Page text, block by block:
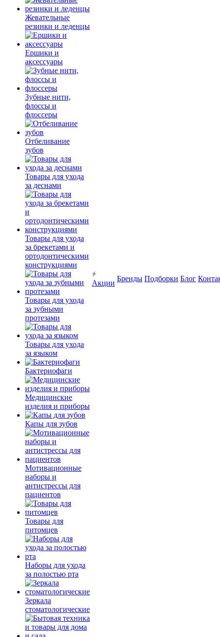
Жевательные
резинки и леденцы
Ершики и
аксессуары
Зубные нити,
флоссы и
флоссеры
Отбеливание
зубов
Товары для ухода
за деснами
Товары для ухода
за брекетами и
ортодонтическими
конструкциями
Товары для ухода
за зубными
протезами
Товары для ухода
за языком
Бактериофаги
Медицинские
изделия и приборы
Капы для зубов
Мотивационные
наборы и
антистрессы для
пациентов
Товары для
питомцев
Наборы для ухода
за полостью рта
Зеркала
стоматологические
Акции
Бренды Подборки Блог